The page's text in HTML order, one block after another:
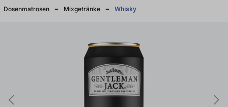
Dosenmatrosen Mixgetränke Whisky